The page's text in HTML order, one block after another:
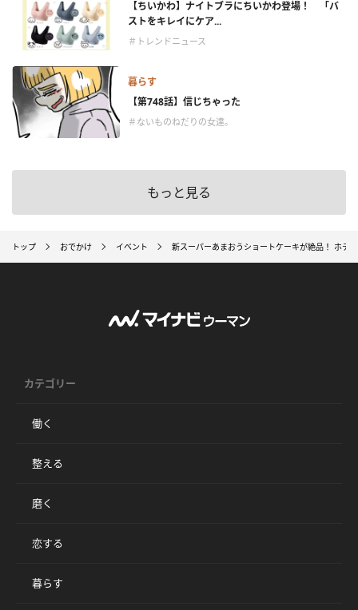
【ちいかわ】ナイトブラにちいかわ登場！ 「バ
ストをキレイにケア...
＃トレンドニュース
暮らす
【第748話】信じちゃった
＃ないものねだりの女達。
もっと見る
トップ おでかけ イベント 新スーパーあまおうショートケーキが絶品！ ホテ
カテゴリー
働く
整える
磨く
恋する
暮らす